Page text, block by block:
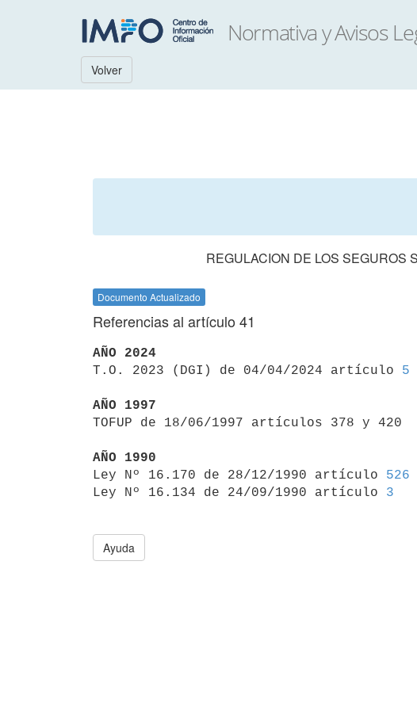
Volver
REGULACION DE LOS SEGUROS
Documento Actualizado
Referencias al artículo 41
AÑO 2024
T.O. 2023 (DGI) de 04/04/2024 artículo 5
AÑO 1997
TOFUP de 18/06/1997 artículos 378 y 420
AÑO 1990
Ley Nº 16.170 de 28/12/1990 artículo 526
Ley Nº 16.134 de 24/09/1990 artículo 3
Ayuda